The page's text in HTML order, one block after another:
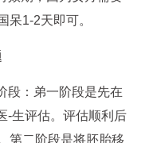
呆1-2天即可。
段：弟一阶段是先在
-生评估。评估顺利后
第二阶段是将胚胎移